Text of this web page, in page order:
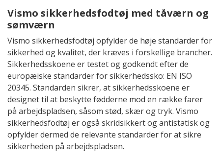
Vismo sikkerhedsfodtøj med tåværn og
sømværn
Vismo sikkerhedsfodtøj opfylder de høje standarder for
sikkerhed og kvalitet, der kræves i forskellige brancher.
Sikkerhedsskoene er testet og godkendt efter de
europæiske standarder for sikkerhedssko: EN ISO
20345. Standarden sikrer, at sikkerhedsskoene er
designet til at beskytte fødderne mod en række farer
på arbejdspladsen, såsom stød, skær og tryk. Vismo
sikkerhedsfodtøj er også skridsikkert og antistatisk og
opfylder dermed de relevante standarder for at sikre
sikkerheden på arbejdspladsen.